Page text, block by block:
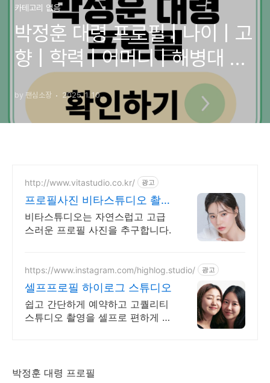
카테고리 없음
박정훈 대령 프로필 | 나이 | 고
향 | 학력 | 어머니 | 해병대 수
사단장
by 팬심소장 2025. 1. 10.
http://www.vitastudio.co.kr/ 광고
프로필사진 비타스튜디오 촬영
당일 1:1 사진수정
비타스튜디오는 자연스럽고 고급
스러운 프로필 사진을 추구합니다.
https://www.instagram.com/highlog.studio/ 광고
셀프프로필 하이로그 스튜디오
쉽고 간단하게 예약하고 고퀄리티
스튜디오 촬영을 셀프로 편하게 촬
박정훈 대령 프로필